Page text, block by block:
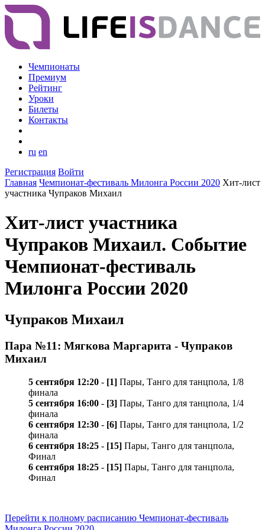
Чемпионаты
Премиум
Рейтинг
Уроки
Билеты
Контакты
ru en
Регистрация Войти
Главная Чемпионат-фестиваль Милонга России 2020 Хит-лист
участника Чупраков Михаил
Хит-лист участника
Чупраков Михаил. Событие
Чемпионат-фестиваль
Милонга России 2020
Чупраков Михаил
Пара №11: Мягкова Маргарита - Чупраков
Михаил
5 сентября 12:20 - [1] Пары, Танго для танцпола, 1/8
финала
5 сентября 16:00 - [3] Пары, Танго для танцпола, 1/4
финала
6 сентября 12:30 - [6] Пары, Танго для танцпола, 1/2
финала
6 сентября 18:25 - [15] Пары, Танго для танцпола,
Финал
6 сентября 18:25 - [15] Пары, Танго для танцпола,
Финал
Перейти к полному расписанию Чемпионат-фестиваль